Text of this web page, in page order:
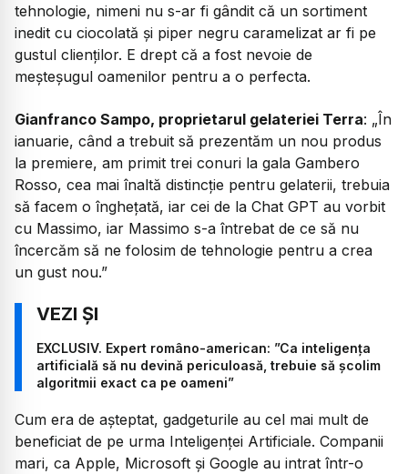
tehnologie, nimeni nu s-ar fi gândit că un sortiment
inedit cu ciocolată și piper negru caramelizat ar fi pe
gustul clienților. E drept că a fost nevoie de
meșteșugul oamenilor pentru a o perfecta.
Gianfranco Sampo, proprietarul gelateriei Terra: „În
ianuarie, când a trebuit să prezentăm un nou produs
la premiere, am primit trei conuri la gala Gambero
Rosso, cea mai înaltă distincție pentru gelaterii, trebuia
să facem o înghețată, iar cei de la Chat GPT au vorbit
cu Massimo, iar Massimo s-a întrebat de ce să nu
încercăm să ne folosim de tehnologie pentru a crea
un gust nou.”
EXCLUSIV. Expert româno-american: ”Ca inteligența
artificială să nu devină periculoasă, trebuie să școlim
algoritmii exact ca pe oameni”
Cum era de așteptat, gadgeturile au cel mai mult de
beneficiat de pe urma Inteligenței Artificiale. Companii
mari, ca Apple, Microsoft și Google au intrat într-o